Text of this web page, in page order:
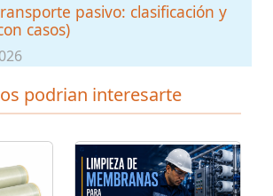
pasivo: clasificación y
casos)
podrian interesarte